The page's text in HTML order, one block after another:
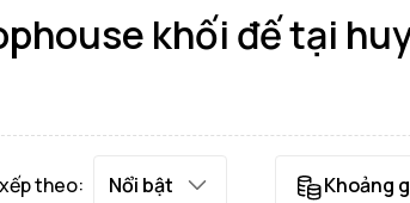
khối đế tại
theo: Nổi bật Khoảng